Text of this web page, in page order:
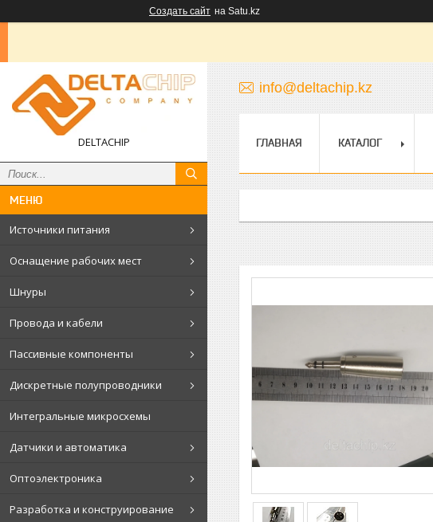
Создать сайт на Satu.kz
DELTACHIP
Источники питания
Оснащение рабочих мест
Шнуры
Провода и кабели
Пассивные компоненты
Дискретные полупроводники
Интегральные микросхемы
Датчики и автоматика
Оптоэлектроника
Разработка и конструирование
info@deltachip.kz
ГЛАВНАЯ КАТАЛОГ